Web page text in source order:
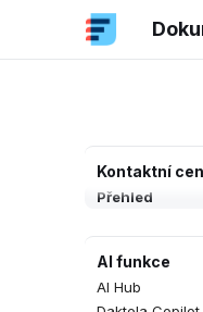
Kontaktní
Přehled
AI funkce
AI Hub